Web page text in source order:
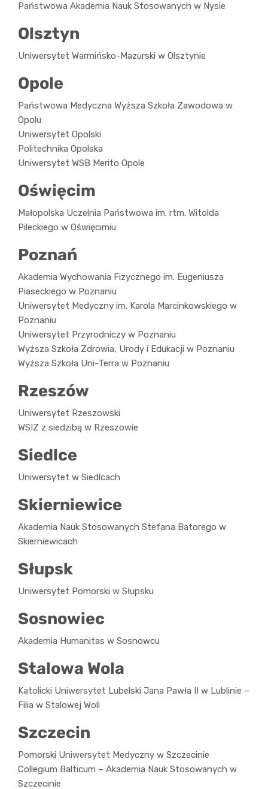
Państwowa Akademia Nauk Stosowanych w Nysie
Olsztyn
Uniwersytet Warmińsko-Mazurski w Olsztynie
Opole
Państwowa Medyczna Wyższa Szkoła Zawodowa w
Opolu
Uniwersytet Opolski
Politechnika Opolska
Uniwersytet WSB Merito Opole
Oświęcim
Małopolska Uczelnia Państwowa im. rtm. Witolda
Pileckiego w Oświęcimiu
Poznań
Akademia Wychowania Fizycznego im. Eugeniusza
Piaseckiego w Poznaniu
Uniwersytet Medyczny im. Karola Marcinkowskiego w
Poznaniu
Uniwersytet Przyrodniczy w Poznaniu
Wyższa Szkoła Zdrowia, Urody i Edukacji w Poznaniu
Wyższa Szkoła Uni-Terra w Poznaniu
Rzeszów
Uniwersytet Rzeszowski
WSIZ z siedzibą w Rzeszowie
Siedlce
Uniwersytet w Siedlcach
Skierniewice
Akademia Nauk Stosowanych Stefana Batorego w
Skierniewicach
Słupsk
Uniwersytet Pomorski w Słupsku
Sosnowiec
Akademia Humanitas w Sosnowcu
Stalowa Wola
Katolicki Uniwersytet Lubelski Jana Pawła II w Lublinie –
Filia w Stalowej Woli
Szczecin
Pomorski Uniwersytet Medyczny w Szczecinie
Collegium Balticum – Akademia Nauk Stosowanych w
Szczecinie